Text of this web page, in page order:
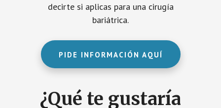
decirte si aplicas para una cirugía
bariátrica.
PIDE INFORMACIÓN AQUÍ
¿Qué te gustaría